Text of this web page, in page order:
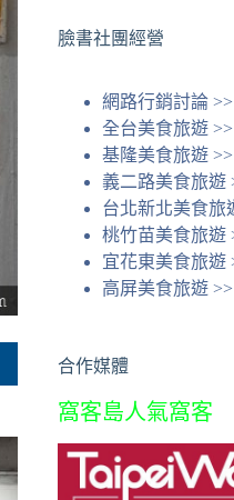
果
臉書社團經營
網路行銷討論 >>
全台美食旅遊 >>
基隆美食旅遊 >>
義二路美食旅遊
台北新北美食旅
桃竹苗美食旅遊
宜花東美食旅遊
高屏美食旅遊 >>
合作媒體
窩客島人氣窩客